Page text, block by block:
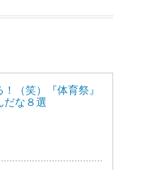
（笑）『体育祭』
だな８選